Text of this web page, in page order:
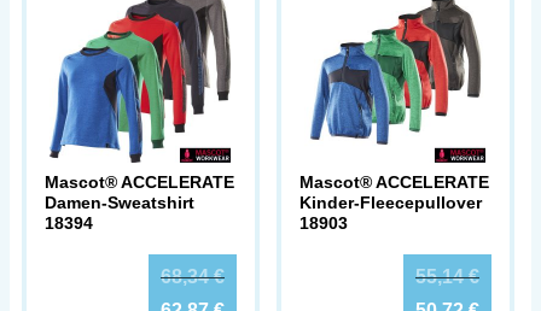
Mascot® ACCELERATE
Damen-Sweatshirt
18394
68,34€
Mascot® ACCELERATE
Kinder-Fleecepullover
18903
55,14€